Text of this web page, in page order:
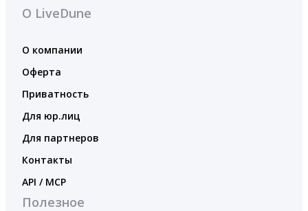
О LiveDune
О компании
Оферта
Приватность
Для юр.лиц
Для партнеров
Контакты
API / MCP
Полезное